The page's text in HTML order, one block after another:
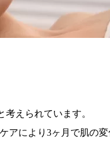
えられています。
アにより3ヶ月で肌の